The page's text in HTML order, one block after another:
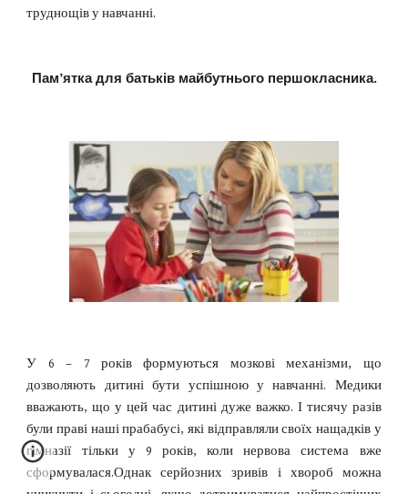
труднощів у навчанні.
Пам’ятка для батьків майбутнього першокласника.
У 6 – 7 років формуються мозкові механізми, що
дозволяють дитині бути успішною у навчанні. Медики
вважають, що у цей час дитині дуже важко. І тисячу разів
були праві наші прабабусі, які відправляли своїх нащадків у
гімназії тільки у 9 років, коли нервова система вже
сформувалася.Однак серйозних зривів і хвороб можна